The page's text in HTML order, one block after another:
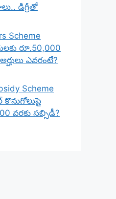
డిగ్రీతో
Scheme
రూ.50,000
ఎవరంటే?
Scheme
కొనుగోలుపై
వరకు సబ్సిడీ?